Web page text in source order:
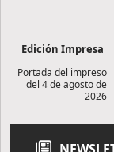
Edición Impresa
Portada del impreso
del 4 de agosto de
2026